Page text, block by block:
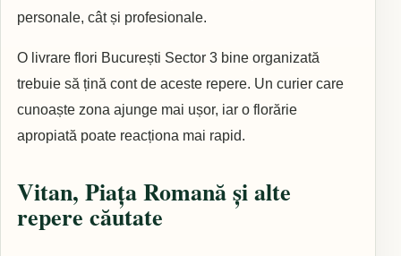
personale, cât și profesionale.
O livrare flori București Sector 3 bine organizată
trebuie să țină cont de aceste repere. Un curier care
cunoaște zona ajunge mai ușor, iar o florărie
apropiată poate reacționa mai rapid.
Vitan, Piața Romană și alte
repere căutate